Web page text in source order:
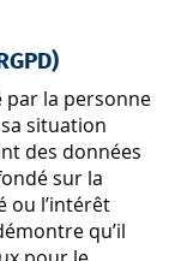
par la personne
situation
des données
sur la
ou l’intérêt
qu’il